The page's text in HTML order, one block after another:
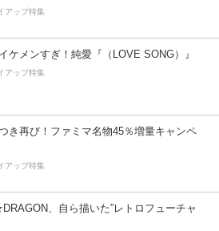
アップ特集
ケメンすぎ！純愛『（LOVE SONG）』
アップ特集
き再び！ファミマ名物45％増量キャンペ
アップ特集
、自ら描いた”レトロフューチャ